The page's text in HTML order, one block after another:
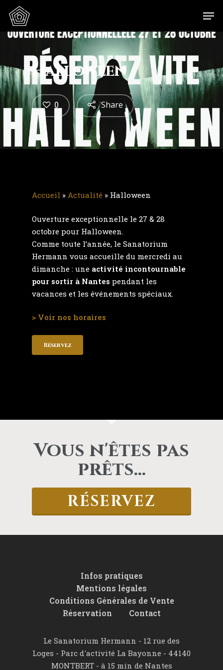
Halloween
Share
0
Accueil » Actualité » Halloween
Ouverture exceptionnelle le 27 & 28
octobre pour Halloween.
Comme toute l’année, le Sanatorium
Hermann vous accueille du mercredi au
dimanche : une activité incontournable
pour sortir à Nantes pendant les
vacances et les événements spéciaux.
> Voir nos horaires
Réservez
Vous n'êtes pas
prêts...
RÉSERVEZ
Infos pratiques
Mentions légales
Conditions Générales de Vente
Réservation
Contact
Le Sanatorium Hermann - 12 rue des
Loges - Parc d'activité La Bayonne - 44140
MONTBERT - à 15 min de Nantes